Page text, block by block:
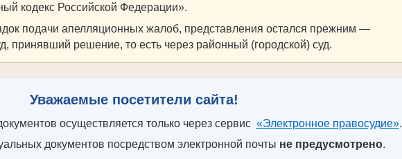
кодекс Российской Федерации».
подачи апелляционных жалоб, представления остался прежним —
принявший решение, то есть через районный (городской) суд.
Уважаемые посетители сайта!
осуществляется только через сервис «Электронное правосудие».
документов посредством электронной почты не предусмотрено.